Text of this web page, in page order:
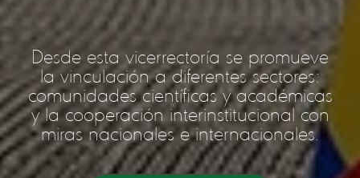
Desde esta vicerrectoría se promueve
la vinculación a diferentes sectores:
comunidades científicas y académicas
y la cooperación interinstitucional con
miras nacionales e internacionales.